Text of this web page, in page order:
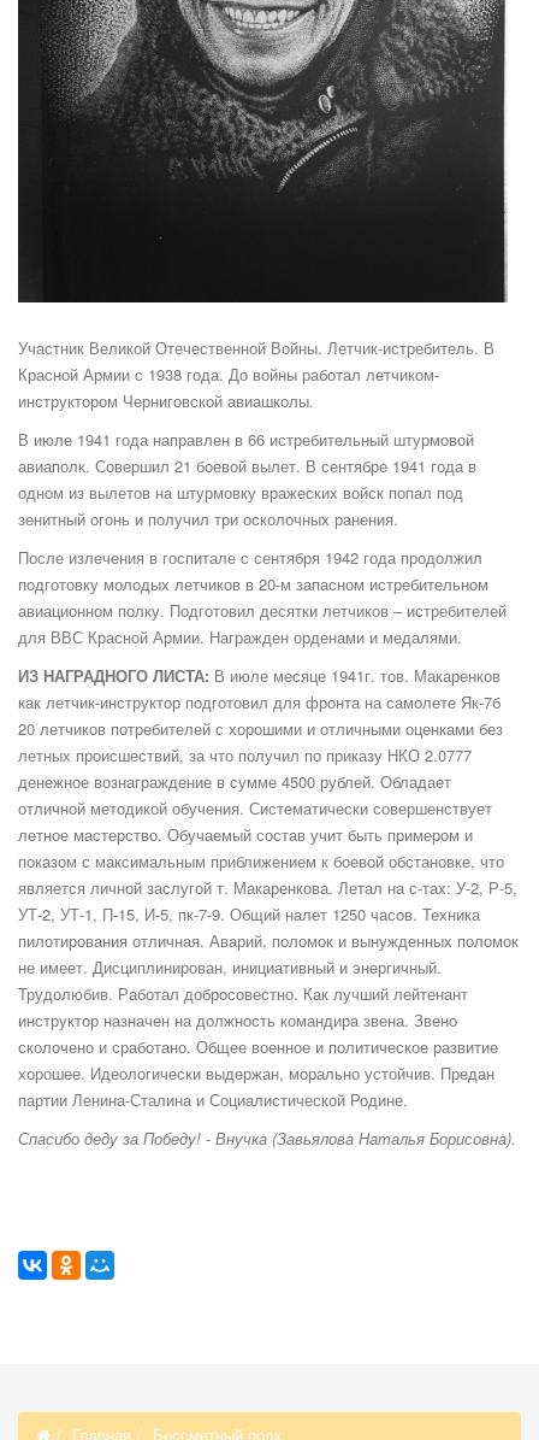
Участник Великой Отечественной Войны. Летчик-истребитель. В
Красной Армии с 1938 года. До войны работал летчиком-
инструктором Черниговской авиашколы.
В июле 1941 года направлен в 66 истребительный штурмовой
авиаполк. Совершил 21 боевой вылет. В сентябре 1941 года в
одном из вылетов на штурмовку вражеских войск попал под
зенитный огонь и получил три осколочных ранения.
После излечения в госпитале с сентября 1942 года продолжил
подготовку молодых летчиков в 20-м запасном истребительном
авиационном полку. Подготовил десятки летчиков – истребителей
для ВВС Красной Армии. Награжден орденами и медалями.
ИЗ НАГРАДНОГО ЛИСТА: В июле месяце 1941г. тов. Макаренков
как летчик-инструктор подготовил для фронта на самолете Як-7б
20 летчиков потребителей с хорошими и отличными оценками без
летных происшествий, за что получил по приказу НКО 2.0777
денежное вознаграждение в сумме 4500 рублей. Обладает
отличной методикой обучения. Систематически совершенствует
летное мастерство. Обучаемый состав учит быть примером и
показом с максимальным приближением к боевой обстановке, что
является личной заслугой т. Макаренкова. Летал на с-тах: У-2, Р-5,
УТ-2, УТ-1, П-15, И-5, пк-7-9. Общий налет 1250 часов. Техника
пилотирования отличная. Аварий, поломок и вынужденных поломок
не имеет. Дисциплинирован, инициативный и энергичный.
Трудолюбив. Работал добросовестно. Как лучший лейтенант
инструктор назначен на должность командира звена. Звено
сколочено и сработано. Общее военное и политическое развитие
хорошее. Идеологически выдержан, морально устойчив. Предан
партии Ленина-Сталина и Социалистической Родине.
Спасибо деду за Победу! - Внучка (Завьялова Наталья Борисовна).
Главная Бессметный полк